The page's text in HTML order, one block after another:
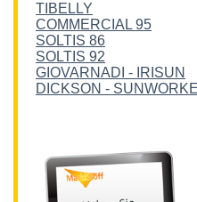
TIBELLY
COMMERCIAL 95
SOLTIS 86
SOLTIS 92
GIOVARNADI - IRISUN
DICKSON -